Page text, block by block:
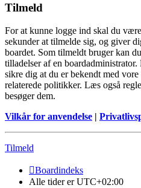
Tilmeld
For at kunne logge ind skal du
sekunder at tilmelde sig, og giver
boardet. Som tilmeldt bruger kan
tilladelser af en
sikre dig at du er bekendt med
relaterede politikker. Læs også
besøger dem.
Vilkår for anvendelse |
Tilmeld
Boardindeks
Alle tider erUTC+02:00